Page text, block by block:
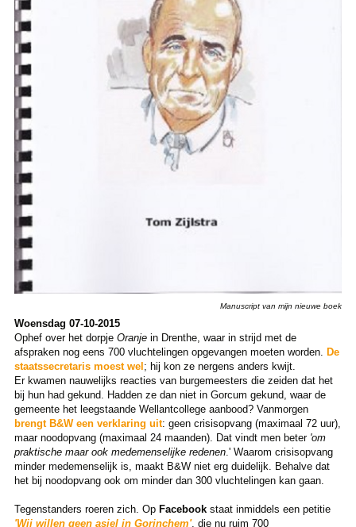
Manuscript van mijn nieuwe boek
Woensdag 07-10-2015
Ophef over het dorpje Oranjein Drenthe, waar in strijd met de
afspraken nog eens 700 vluchtelingen opgevangen moeten worden. De
staatssecretaris moest wel ; hij kon ze nergens anders kwijt.
Er kwamen nauwelijks reacties van burgemeesters die zeiden dat het
bij hun had gekund. Hadden ze dan niet in Gorcum gekund, waar de
gemeente het leegstaande Wellantcollege aanbood? Vanmorgen
brengt B&W een verklaring uit: geen crisisopvang (maximaal 72 uur),
maar noodopvang (maximaal 24 maanden). Dat vindt men beter 'om
praktische maar ook medemenselijke redenen.' Waarom crisisopvang
minder medemenselijk is, maakt B&W niet erg duidelijk. Behalve dat
het bij noodopvang ook om minder dan 300 vluchtelingen kan gaan.
Tegenstanders roeren zich. Op Facebookstaat inmiddels een petitie
'Wij willen geen asiel in Gorinchem', die nu ruim 700